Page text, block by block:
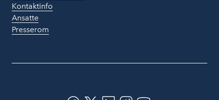
Kontaktinfo
Ansatte
Presserom